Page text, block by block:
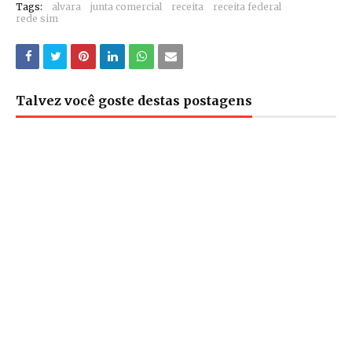
Tags: alvara junta comercial receita
receita federal
rede sim
Talvez você goste destas postagens